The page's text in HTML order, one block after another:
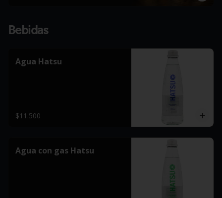
Bebidas
Agua Hatsu
$11.500
Agua con gas Hatsu